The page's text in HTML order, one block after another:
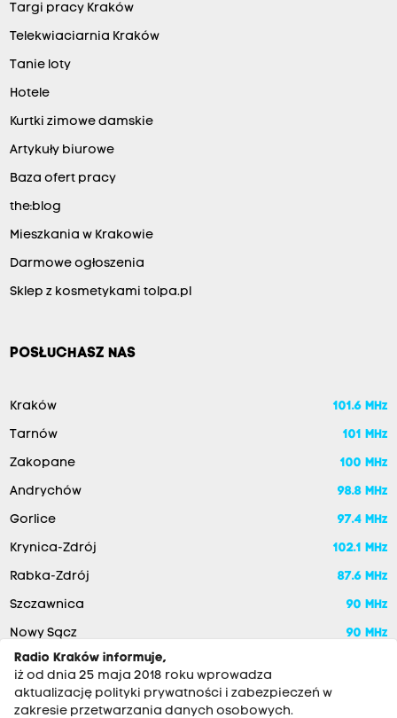
Targi pracy Kraków
Telekwiaciarnia Kraków
Tanie loty
Hotele
Kurtki zimowe damskie
Artykuły biurowe
Baza ofert pracy
the:blog
Mieszkania w Krakowie
Darmowe ogłoszenia
Sklep z kosmetykami tolpa.pl
POSŁUCHASZ NAS
Kraków 101.6 MHz
Tarnów 101 MHz
Zakopane 100 MHz
Andrychów 98.8 MHz
Gorlice 97.4 MHz
Krynica-Zdrój 102.1 MHz
Rabka-Zdrój 87.6 MHz
Szczawnica 90 MHz
Nowy Sącz
90 MHz
Radio Kraków informuje,
iż od dnia 25 maja 2018 roku wprowadza
aktualizację polityki prywatności i zabezpieczeń w
zakresie przetwarzania danych osobowych.